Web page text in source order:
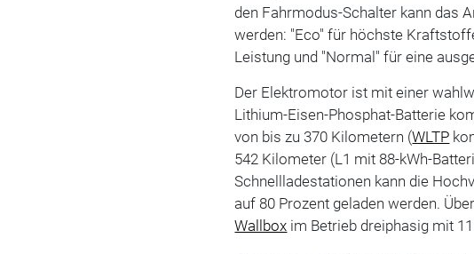
den Fahrmodus-Schalter kann das
werden: "Eco" für höchste
Leistung und "Normal" für eine
Der Elektromotor ist mit einer
Lithium-Eisen-Phosphat-Batterie
von bis zu 370 Kilometern (WLTP
542 Kilometer (L1 mit 88-kWh-
Schnellladestationen kann die
auf 80 Prozent geladen werden.
Wallbox im Betrieb dreiphasig mit 11